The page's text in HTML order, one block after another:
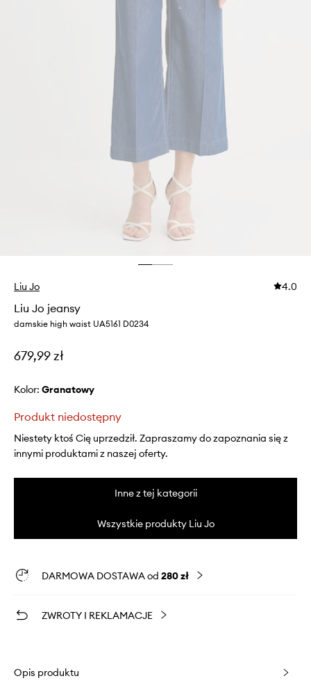
Liu Jo 4.0
Liu Jo jeansy
damskie high waist UA5161 D0234
679,99 zł
Kolor: granatowy
Produkt niedostępny
Niestety ktoś Cię uprzedził. Zapraszamy do zapoznania się z
innymi produktami z naszej oferty.
Inne z tej kategorii
Wszystkie produkty Liu Jo
DARMOWA DOSTAWA od 280 zł
ZWROTY I REKLAMACJE
Opis produktu